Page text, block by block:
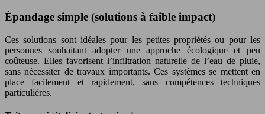
Épandage simple (solutions à faible impact)
Ces solutions sont idéales pour les petites propriétés ou pour les
personnes souhaitant adopter une approche écologique et peu
coûteuse. Elles favorisent l’infiltration naturelle de l’eau de pluie,
sans nécessiter de travaux importants. Ces systèmes se mettent en
place facilement et rapidement, sans compétences techniques
particulières.